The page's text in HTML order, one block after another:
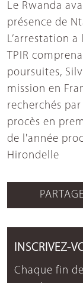
Le Rwanda
présence de
L’arrestation
TPIR
poursuites,
mission en
recherchés
procès en
de l'année
Hirondelle
INSCRIVEZ-
Chaque fin